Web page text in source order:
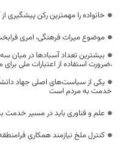
خانواده را مهمترین رکن پیشگیری
موضوع میراث فرهنگی، امری
بیشترین تعداد آسبادها در میان
،ضرورت استفاده از اعتبارات ملی
یکی از سیاست‌های اصلی جهاد
خدمت به مردم است
علم و فناوری باید در مسیر خدمت
کنترل ملخ نیازمند همکاری